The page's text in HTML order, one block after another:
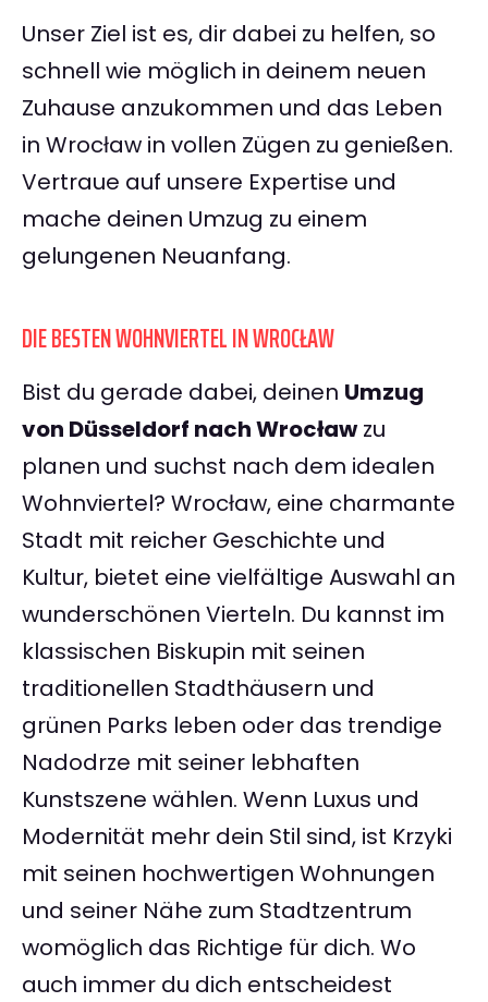
Unser Ziel ist es, dir dabei zu helfen, so
schnell wie möglich in deinem neuen
Zuhause anzukommen und das Leben
in Wrocław in vollen Zügen zu genießen.
Vertraue auf unsere Expertise und
mache deinen Umzug zu einem
gelungenen Neuanfang.
DIE BESTEN WOHNVIERTEL IN WROCŁAW
Bist du gerade dabei, deinen Umzug
von Düsseldorf nach Wrocławzu
planen und suchst nach dem idealen
Wohnviertel? Wrocław, eine charmante
Stadt mit reicher Geschichte und
Kultur, bietet eine vielfältige Auswahl an
wunderschönen Vierteln. Du kannst im
klassischen Biskupin mit seinen
traditionellen Stadthäusern und
grünen Parks leben oder das trendige
Nadodrze mit seiner lebhaften
Kunstszene wählen. Wenn Luxus und
Modernität mehr dein Stil sind, ist Krzyki
mit seinen hochwertigen Wohnungen
und seiner Nähe zum Stadtzentrum
womöglich das Richtige für dich. Wo
auch immer du dich entscheidest